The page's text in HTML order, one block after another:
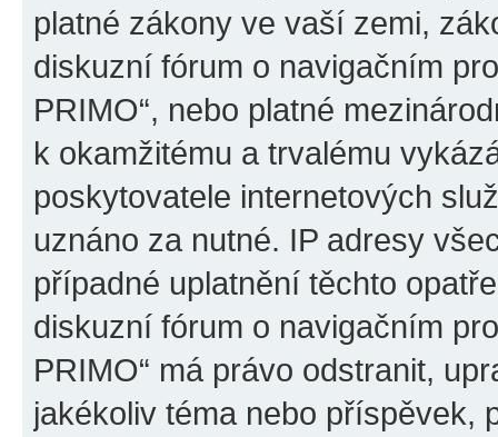
platné zákony ve vaší zemi,
diskuzní fórum o navigačním
PRIMO“, nebo platné
k okamžitému a trvalému
poskytovatele internetových
uznáno za nutné. IP adresy
případné uplatnění těchto
diskuzní fórum o navigačním
PRIMO“ má právo odstranit,
jakékoliv téma nebo příspěvek,